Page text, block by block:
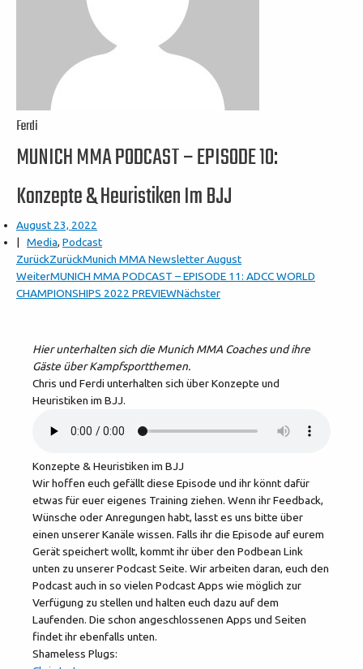
Ferdi
MUNICH MMA PODCAST – EPISODE 10:
Konzepte & Heuristiken Im BJJ
August 23, 2022
|
Media, Podcast
ZurückZurückMunich MMA Newsletter August
WeiterMUNICH MMA PODCAST – EPISODE 11: ADCC WORLD
CHAMPIONSHIPS 2022 PREVIEWNächster
Hier unterhalten sich die Munich MMA Coaches und ihre
Gäste über Kampfsportthemen.
Chris und Ferdi unterhalten sich über Konzepte und
Heuristiken im BJJ.
Konzepte & Heuristiken im BJJ
Wir hoffen euch gefällt diese Episode und ihr könnt dafür
etwas für euer eigenes Training ziehen. Wenn ihr Feedback,
Wünsche oder Anregungen habt, lasst es uns bitte über
einen unserer Kanäle wissen. Falls ihr die Episode auf eurem
Gerät speichert wollt, kommt ihr über den Podbean Link
unten zu unserer Podcast Seite. Wir arbeiten daran, euch den
Podcast auch in so vielen Podcast Apps wie möglich zur
Verfügung zu stellen und halten euch dazu auf dem
Laufenden. Die schon angeschlossenen Apps und Seiten
findet ihr ebenfalls unten.
Shameless Plugs: